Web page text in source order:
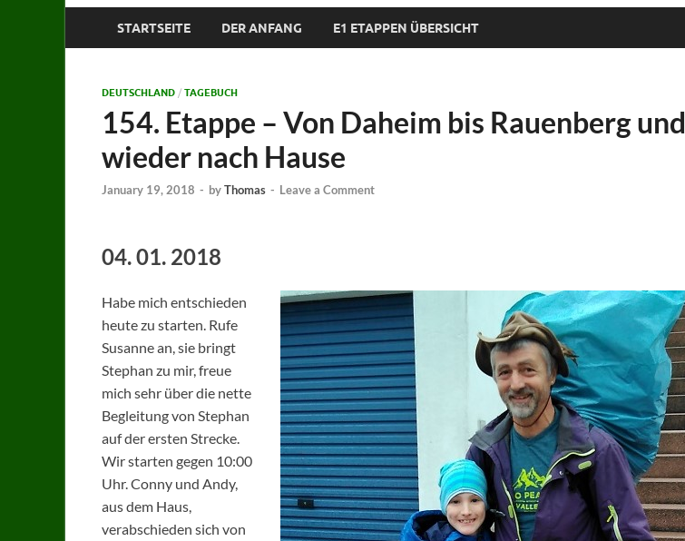
STARTSEITE DER ANFANG E1 ETAPPEN ÜBERSICHT
DEUTSCHLAND / TAGEBUCH
154. Etappe – Von Daheim bis Rauenberg und
wieder nach Hause
January 19, 2018 - byThomas - Leave a Comment
04. 01. 2018
Habe mich entschieden
heute zu starten. Rufe
Susanne an, sie bringt
Stephan zu mir, freue
mich sehr über die nette
Begleitung von Stephan
auf der ersten Strecke.
Wir starten gegen 10:00
Uhr. Conny und Andy,
aus dem Haus,
verabschieden sich von